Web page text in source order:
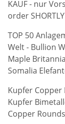
KAUF - nur
order
TOP 50
Welt - Bullion
Maple
Somalia
Kupfer
Kupfer
Copper